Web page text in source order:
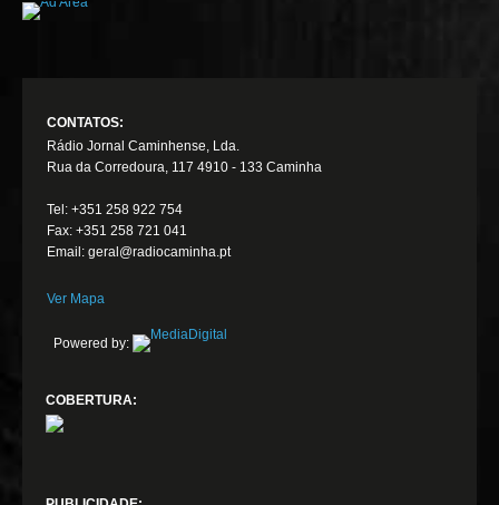
CONTATOS:
Rádio Jornal Caminhense, Lda.
Rua da Corredoura, 117 4910 - 133 Caminha
Tel: +351 258 922 754
Fax: +351 258 721 041
Email: geral@radiocaminha.pt
Ver Mapa
Powered by:
COBERTURA: